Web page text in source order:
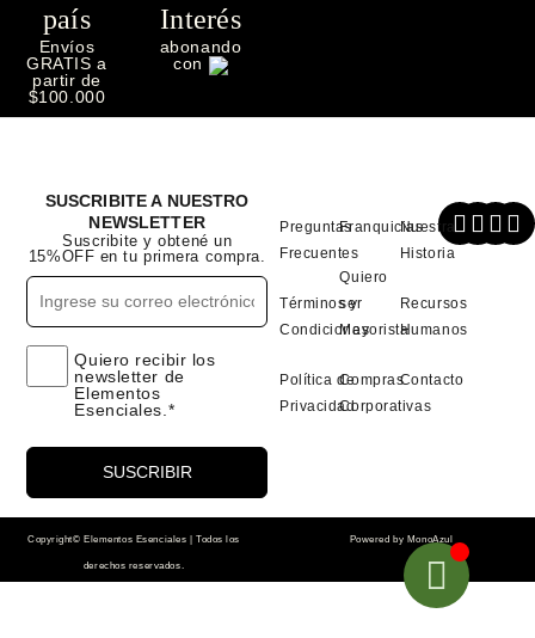
país
Envíos
GRATIS a
partir de
$100.000
Interés
abonando
con
Preguntas
Frecuentes
Términos y
Condiciones
Política de
Privacidad
Franquicias
Quiero
ser
Mayorista
Compras
Corporativas
Nuestra
Historia
Recursos
Humanos
Contacto
SUSCRIBITE A NUESTRO
NEWSLETTER
Suscribite y obtené un
15%OFF en tu primera compra.
Quiero recibir los
newsletter de
Elementos
Esenciales.*
Copyright© Elementos Esenciales | Todos los
derechos reservados.
Powered by MonoAzul